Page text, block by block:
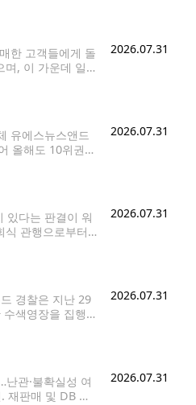
한 고객들에게 돌
며, 이 가운데 일
2026.07.31
유에스뉴스앤드
올해도 10위권을
2026.07.31
있다는 판결이 워
관행으로부터
2026.07.31
경찰은 지난 29
색영장을 집행
2026.07.31
관·불확실성 여
재판매 및 DB 금
2026.07.31